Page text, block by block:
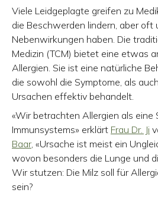
Viele Leidgeplagte greifen zu
die Beschwerden lindern, aber oft
Nebenwirkungen haben. Die
Medizin (TCM) bietet eine etwas
Allergien. Sie ist eine natürliche
die sowohl die Symptome, als
Ursachen effektiv behandelt.
«Wir betrachten Allergien als eine
Immunsystems» erklärt Frau Dr. Ji
Baar, «Ursache ist meist ein
wovon besonders die Lunge und
Wir stutzen: Die Milz soll für
sein?